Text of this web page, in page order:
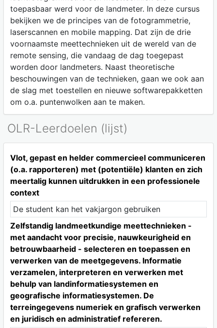
toepasbaar werd voor de landmeter. In deze cursus
bekijken we de principes van de fotogrammetrie,
laserscannen en mobile mapping. Dat zijn de drie
voornaamste meettechnieken uit de wereld van de
remote sensing, die vandaag de dag toegepast
worden door landmeters. Naast theoretische
beschouwingen van de technieken, gaan we ook aan
de slag met toestellen en nieuwe softwarepakketten
om o.a. puntenwolken aan te maken.
OLR-Leerdoelen (lijst)
Vlot, gepast en helder commercieel communiceren
(o.a. rapporteren) met (potentiële) klanten en zich
meertalig kunnen uitdrukken in een professionele
context
De student kan het vakjargon gebruiken
Zelfstandig landmeetkundige meettechnieken -
met aandacht voor precisie, nauwkeurigheid en
betrouwbaarheid - selecteren en toepassen en
verwerken van de meetgegevens. Informatie
verzamelen, interpreteren en verwerken met
behulp van landinformatiesystemen en
geografische informatiesystemen. De
terreingegevens numeriek en grafisch verwerken
en juridisch en administratief refereren.